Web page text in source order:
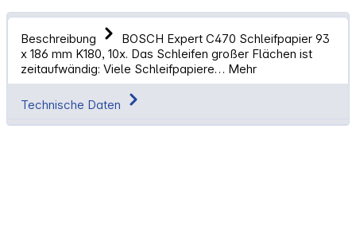
Beschreibung
BOSCH Expert C470 Schleifpapier 93
x 186 mm K180, 10x. Das Schleifen großer Flächen ist
zeitaufwändig: Viele Schleifpapiere… Mehr
Technische Daten